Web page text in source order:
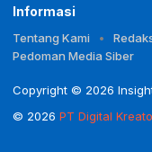
Informasi
Tentang Kami
Pedoman Media Siber
Copyright © 2026
© 2026 PT Digital